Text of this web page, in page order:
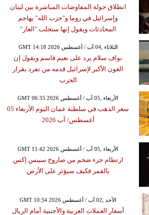
انطلاق جولة المفاوضات المباشرة بين لبنان
وإسرائيل في روما و"حزب الله" يهاجم
المحادثات ويقول إنها ستجلب "العار"
GMT 14:18 2026 الثلاثاء ,04 آب / أغسطس
نواف سلام يرد على نعيم قاسم ويقول إن
العون الأكبر لإسرائيل قدمه من تفرد بقرار
الحرب
GMT 06:35 2026 الأربعاء ,05 آب / أغسطس
سعر الذهب في سلطنة عمان اليوم الأربعاء 05
أغسطس/ آب 2026
GMT 11:42 2026 الأربعاء ,05 آب / أغسطس
ارتطام جزء ضخم من صاروخ سبيس إكس
بالقمر فكيف سيؤثر على الأرض
GMT 10:34 2026 الأحد ,02 آب / أغسطس
أسعار العملات العربية والأجنبية أمام الريال